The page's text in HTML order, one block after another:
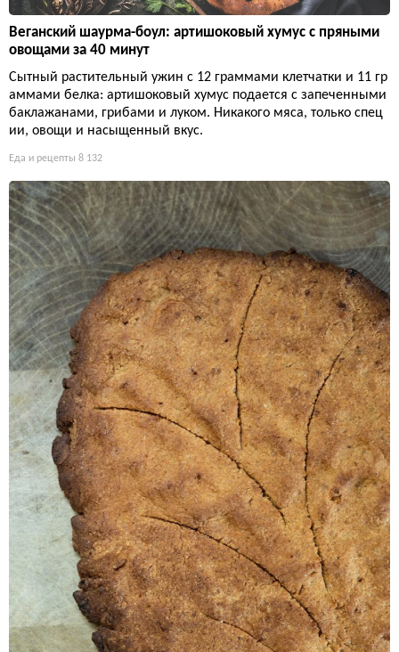
Веганский шаурма-боул: артишоковый хумус с пряными
овощами за 40 минут
Сытный растительный ужин с 12 граммами клетчатки и 11 гр
аммами белка: артишоковый хумус подается с запеченными
баклажанами, грибами и луком. Никакого мяса, только спец
ии, овощи и насыщенный вкус.
Еда и рецепты 8 132